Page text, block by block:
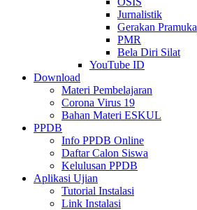
Jurnalistik
Gerakan Pramuka
PMR
Bela Diri Silat
YouTube ID
Download
Materi Pembelajaran
Corona Virus 19
Bahan Materi ESKUL
PPDB
Info PPDB Online
Daftar Calon Siswa
Kelulusan PPDB
Aplikasi Ujian
Tutorial Instalasi
Link Instalasi